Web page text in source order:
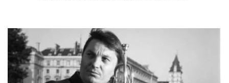
Eric Le Lann - Critique sortie Jazz / Musiques Paris Sunset-
Sunside